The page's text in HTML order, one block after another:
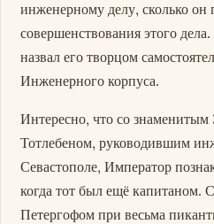
инженерному делу, сколько он
совершенствования этого
назвал его творцом
Инженерного корпуса.
Интересно, что со
Тотлебеном, руководившим
Севастополе, Император
когда тот был ещё капитаном.
Петергофом при весьма